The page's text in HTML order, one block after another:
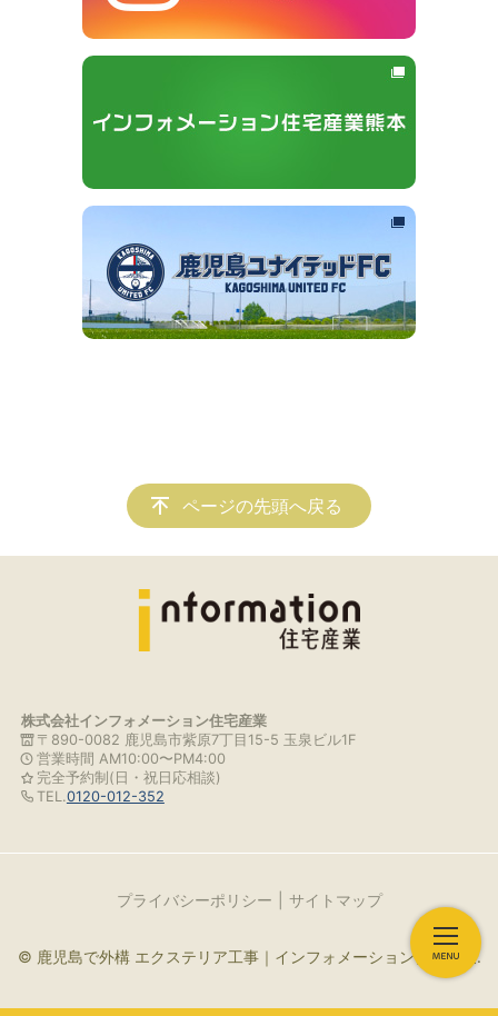
ページの先頭へ戻る
株式会社インフォメーション住宅産業
〒890-0082 鹿児島市紫原7丁目15-5 玉泉ビル1F
営業時間 AM10:00〜PM4:00
完全予約制(日・祝日応相談)
TEL.0120-012-352
プライバシーポリシー サイトマップ
© 鹿児島で外構 エクステリア工事｜インフォメーション住宅産業.